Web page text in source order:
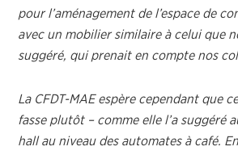
pour l’aménagement de l’espace de
avec un mobilier similaire à celui que
suggéré, qui prenait en compte nos
La CFDT-MAE espère cependant que
fasse plutôt – comme elle l’a suggéré
hall au niveau des automates à café.